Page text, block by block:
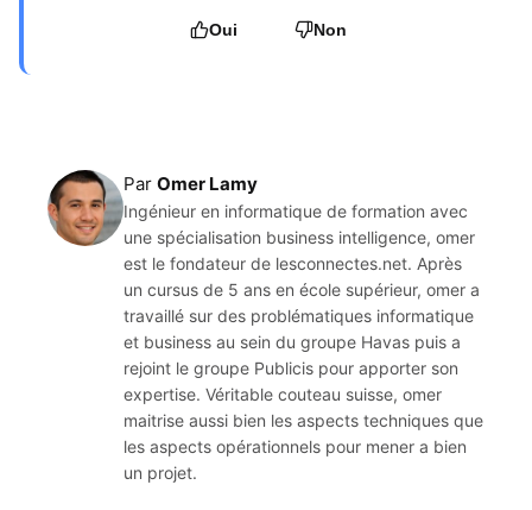
Oui Non
Par Omer Lamy
Ingénieur en informatique de formation avec
une spécialisation business intelligence, omer
est le fondateur de lesconnectes.net. Après
un cursus de 5 ans en école supérieur, omer a
travaillé sur des problématiques informatique
et business au sein du groupe Havas puis a
rejoint le groupe Publicis pour apporter son
expertise. Véritable couteau suisse, omer
maitrise aussi bien les aspects techniques que
les aspects opérationnels pour mener a bien
un projet.